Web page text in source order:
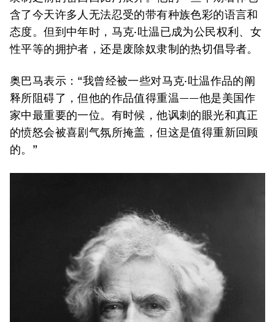
含了今天许多人无法忍受的带有种族色彩的语言和
态度。但到中年时，马克·吐温已成为公民权利、女
性平等的拥护者，还是废除奴隶制的热切倡导者。
奥巴马表示：“我曾经被一些对马克·吐温作品的阐
释所阻碍了，但他的作品值得重温——他是美国作
家中最重要的一位。有时候，他讽刺的眼光和真正
的愤怒会被喜剧气氛所掩盖，但这是值得重新回顾
的。”